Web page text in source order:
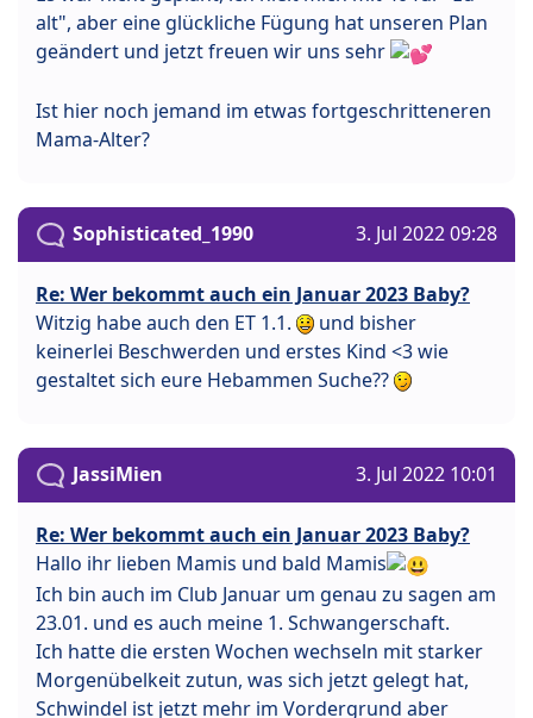
alt", aber eine glückliche Fügung hat unseren Plan
geändert und jetzt freuen wir uns sehr
Ist hier noch jemand im etwas fortgeschritteneren
Mama-Alter?
Sophisticated_1990 3. Jul 2022 09:28
Re: Wer bekommt auch ein Januar 2023 Baby?
Witzig habe auch den ET 1.1.
und bisher
keinerlei Beschwerden und erstes Kind <3 wie
gestaltet sich eure Hebammen Suche??
JassiMien 3. Jul 2022 10:01
Re: Wer bekommt auch ein Januar 2023 Baby?
Hallo ihr lieben Mamis und bald Mamis
Ich bin auch im Club Januar um genau zu sagen am
23.01. und es auch meine 1. Schwangerschaft.
Ich hatte die ersten Wochen wechseln mit starker
Morgenübelkeit zutun, was sich jetzt gelegt hat,
Schwindel ist jetzt mehr im Vordergrund aber